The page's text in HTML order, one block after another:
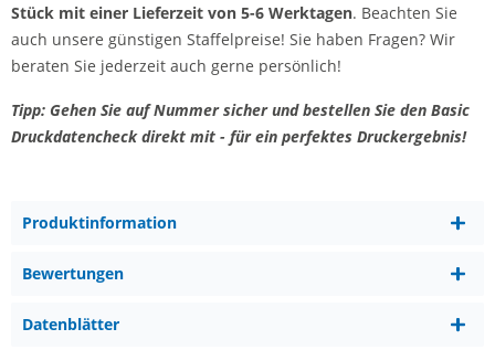
Stück mit einer Lieferzeit von 5-6 Werktagen. Beachten Sie
auch unsere günstigen Staffelpreise! Sie haben Fragen? Wir
beraten Sie jederzeit auch gerne persönlich!
Tipp: Gehen Sie auf Nummer sicher und bestellen Sie den Basic
Druckdatencheck direkt mit - für ein perfektes Druckergebnis!
Produktinformation
Bewertungen
Datenblätter